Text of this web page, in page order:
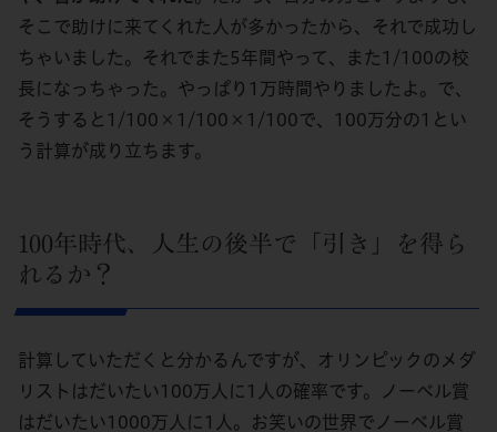
そこで助けに来てくれた人が多かったから、それで成功し
ちゃいました。それでまた5年間やって、また1/100の校
長になっちゃった。やっぱり1万時間やりましたよ。で、
そうすると1/100×1/100×1/100で、100万分の1とい
う計算が成り立ちます。
100年時代、人生の後半で「引き」を得ら
れるか？
計算していただくと分かるんですが、オリンピックのメダ
リストはだいたい100万人に1人の確率です。ノーベル賞
はだいたい1000万人に1人。お笑いの世界でノーベル賞